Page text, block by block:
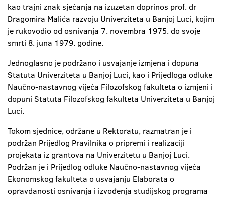
kao trajni znak sjećanja na izuzetan doprinos prof. dr
Dragomira Malića razvoju Univerziteta u Banjoj Luci, kojim
je rukovodio od osnivanja 7. novembra 1975. do svoje
smrti 8. juna 1979. godine.
Jednoglasno je podržano i usvajanje izmjena i dopuna
Statuta Univerziteta u Banjoj Luci, kao i Prijedloga odluke
Naučno-nastavnog vijeća Filozofskog fakulteta o izmjeni i
dopuni Statuta Filozofskog fakulteta Univerziteta u Banjoj
Luci.
Tokom sjednice, održane u Rektoratu, razmatran je i
podržan Prijedlog Pravilnika o pripremi i realizaciji
projekata iz grantova na Univerzitetu u Banjoj Luci.
Podržan je i Prijedlog odluke Naučno-nastavnog vijeća
Ekonomskog fakulteta o usvajanju Elaborata o
opravdanosti osnivanja i izvođenja studijskog programa